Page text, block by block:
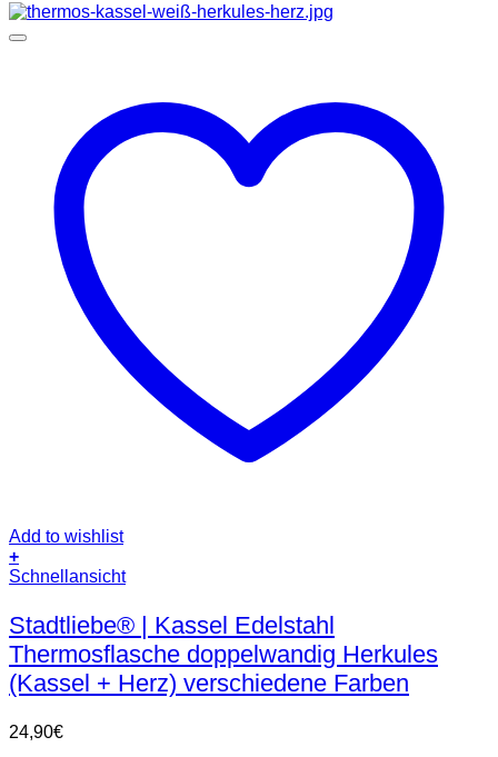
Add to wishlist
+
Dieses
weist
mehrere
Varianten
auf.
Die
können
Schnellansicht
Stadtliebe® | Kassel Edelstahl
Thermosflasche doppelwandig Herkules
(Kassel + Herz) verschiedene Farben
24,90€